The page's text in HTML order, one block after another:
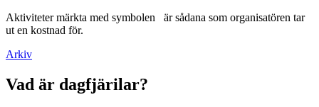
Aktiviteter märkta med symbolen
är sådana som organisatören tar
ut en kostnad för.
Arkiv
Vad är dagfjärilar?